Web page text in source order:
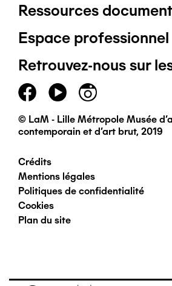
Pied
de
page
principal
Ressources
Espace professionnel
Retrouvez-nous sur
© LaM - Lille Métropole Musée
contemporain et d'art brut, 2019
Pied
de
page
Crédits
Mentions légales
Politiques de confidentialité
Cookies
Plan du site